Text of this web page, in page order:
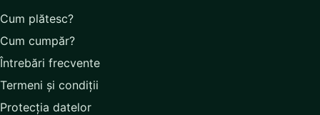
Cum plătesc?
Cum cumpăr?
Întrebări frecvente
Termeni și condiții
Protecția datelor